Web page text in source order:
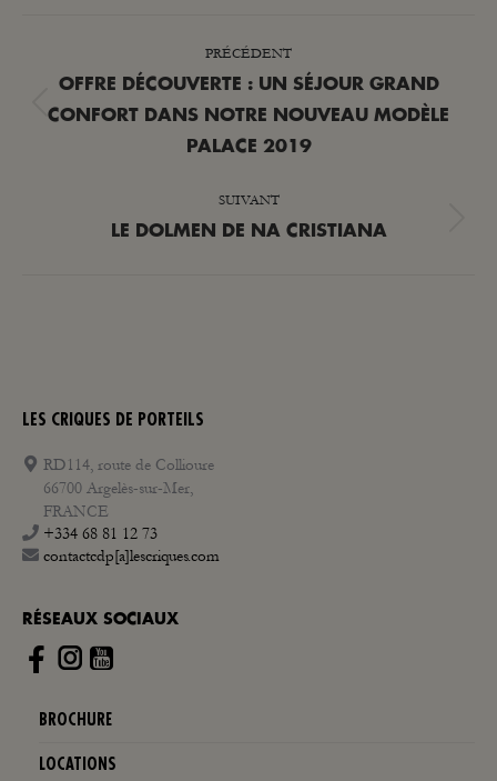
ARTICLE
PRÉCÉDENT
Article
précédent
OFFRE DÉCOUVERTE : UN SÉJOUR GRAND
CONFORT DANS NOTRE NOUVEAU MODÈLE
PALACE 2019
SUIVANT
Article
LE DOLMEN DE NA CRISTIANA
LES CRIQUES DE PORTEILS
RD114, route de Collioure
66700 Argelès-sur-Mer,
FRANCE
+334 68 81 12 73
contactcdp[a]lescriques.com
RÉSEAUX SOCIAUX
Instagram
BROCHURE
LOCATIONS